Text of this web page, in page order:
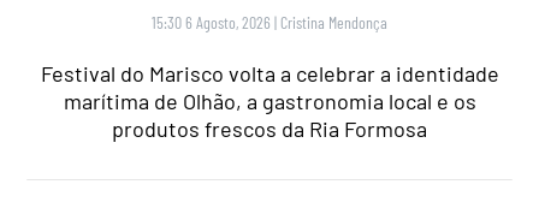
15:30 6 Agosto, 2026 | Cristina Mendonça
Festival do Marisco volta a celebrar a identidade
marítima de Olhão, a gastronomia local e os
produtos frescos da Ria Formosa